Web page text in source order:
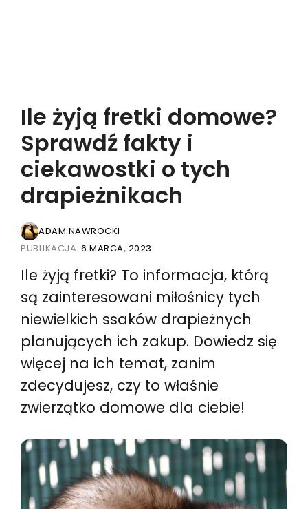
Ile żyją fretki domowe?
Sprawdź fakty i
ciekawostki o tych
drapieżnikach
ADAM NAWROCKI
PUBLIKACJA: 6 MARCA, 2023
Ile żyją fretki? To informacja, którą
są zainteresowani miłośnicy tych
niewielkich ssaków drapieżnych
planujących ich zakup. Dowiedz się
więcej na ich temat, zanim
zdecydujesz, czy to właśnie
zwierzątko domowe dla ciebie!